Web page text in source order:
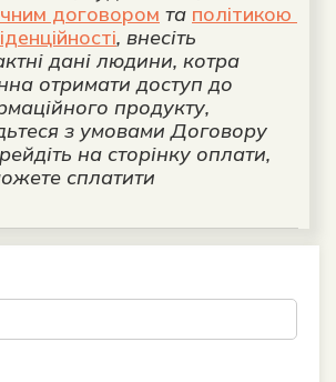
договором та політикою
, внесіть
дані людини, котра
отримати доступ до
продукту,
з умовами Договору
на сторінку оплати,
сплатити